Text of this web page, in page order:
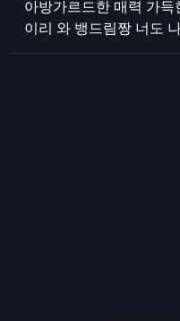
아방가르드한 매력 가득
이리 와 뱅드림짱 너도